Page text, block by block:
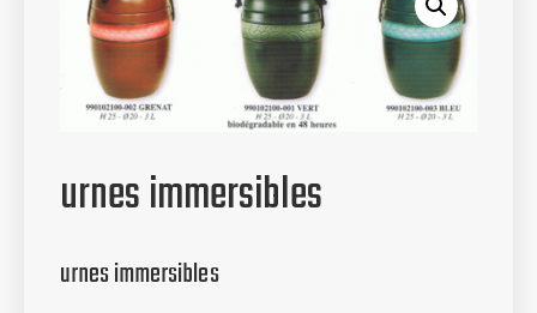
urnes immersibles
urnes immersibles